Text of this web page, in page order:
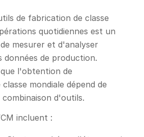
de fabrication de classe
quotidiennes est un
mesurer et d'analyser
données de production.
l'obtention de
mondiale dépend de
d'outils.
incluent :